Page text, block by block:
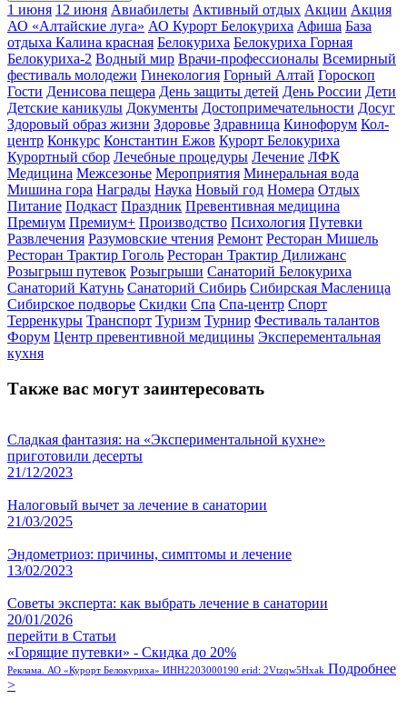
1 июня 12 июня Авиабилеты Активный отдых Акции Акция
АО «Алтайские луга» АО Курорт Белокуриха Афиша База
отдыха Калина красная Белокуриха Белокуриха Горная
Белокуриха-2 Водный мир Врачи-профессионалы Всемирный
фестиваль молодежи Гинекология Горный Алтай Гороскоп
Гости Денисова пещера День защиты детей День России Дети
Детские каникулы Документы Достопримечательности Досуг
Здоровый образ жизни Здоровье Здравница Кинофорум Кол-
центр Конкурс Константин Ежов Курорт Белокуриха
Курортный сбор Лечебные процедуры Лечение ЛФК
Медицина Межсезонье Мероприятия Минеральная вода
Мишина гора Награды Наука Новый год Номера Отдых
Питание Подкаст Праздник Превентивная медицина
Премиум Премиум+ Производство Психология Путевки
Развлечения Разумовские чтения Ремонт Ресторан Мишель
Ресторан Трактир Гоголь Ресторан Трактир Дилижанс
Розыгрыш путевок Розыгрыши Санаторий Белокуриха
Санаторий Катунь Санаторий Сибирь Сибирская Масленица
Сибирское подворье Скидки Спа Спа-центр Спорт
Терренкуры Транспорт Туризм Турнир Фестиваль талантов
Форум Центр превентивной медицины Эксперементальная
кухня
Также вас могут заинтересовать
Сладкая фантазия: на «Экспериментальной кухне»
приготовили десерты
21/12/2023
Налоговый вычет за лечение в санатории
21/03/2025
Эндометриоз: причины, симптомы и лечение
13/02/2023
Советы эксперта: как выбрать лечение в санатории
20/01/2026
перейти в Статьи
«Горящие путевки» - Скидка до 20%
Реклама. АО «Курорт Белокуриха» ИНН2203000190 erid: 2Vtzqw5Hxak Подробнее
>